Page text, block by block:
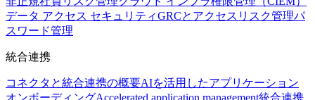
データ アクセス セキュリティGRCとアクセスリスク管理パ
スワード管理
統合連携
コネクタと統合連携の概要AIを活用したアプリケーション